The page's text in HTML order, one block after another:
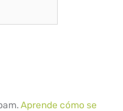
Aprende cómo se